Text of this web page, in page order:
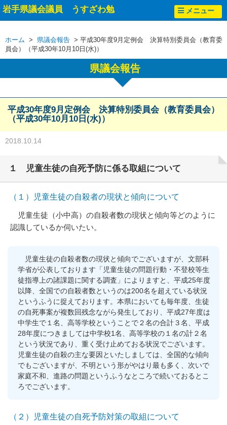
岩手県議会議員 うすざわ勉 メニュー
ホーム > 県議会報告 > 平成30年度9月定例会 決算特別委員会（教育委
員会）（平成30年10月10日(水)）
県議会報告
平成30年度9月定例会 決算特別委員会（教育委員会）
（平成30年10月10日(水)）
2018.10.14
１ 児童生徒の自死予防に係る取組について
（１）児童生徒の自殺者の現状と傾向について
児童生徒（小中高）の自殺者数の現状と傾向等どのように
認識しているか伺いたい。
児童生徒の自殺者数の現状と傾向でございますが、文部科
学省が公表しております「児童生徒の問題行動・不登校等生
徒指導上の諸課題に関する調査」によりますと、平成25年度
以降、全国での自殺者数というのは200名を超えている状況
というふうに捉えております。本県においても毎年度、生徒
の自死事案が複数回残念ながら発生しており、平成27年度は
中学生で１名、高等学校ということで２名の合計３名、平成
28年度につきましては中学校1名、高等学校の１名の計２名
という状況であり、重く受け止めておる状況でございます。
児童生徒の自殺の主な要因といたしましては、全国的な傾向
でもございますが、不明という形がやはり最も多く、次いで
家庭不和、進路の問題というふうなところで続いておるとこ
ろでございます。
（２）児童生徒の自死予防対策の取組について